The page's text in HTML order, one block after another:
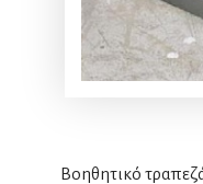
Βοηθητικό